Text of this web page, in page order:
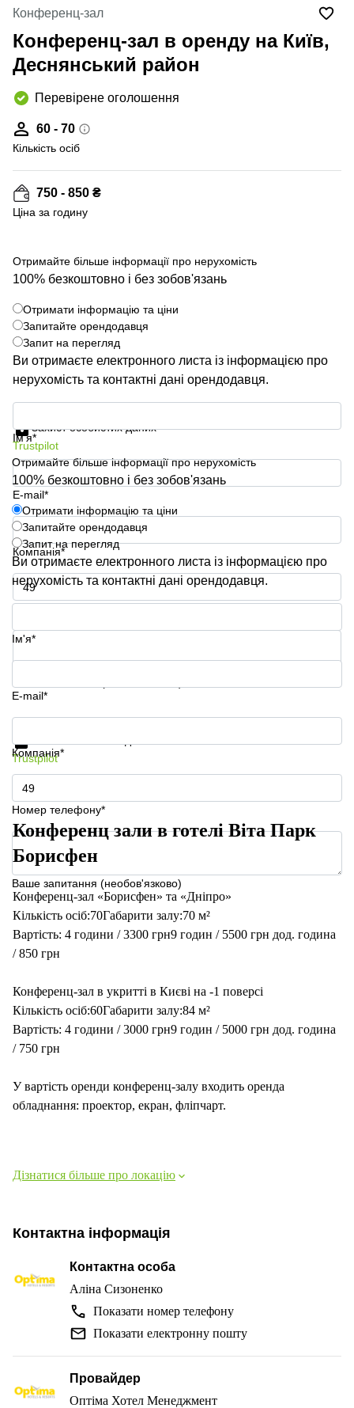
Конференц-зал
Конференц-зал в оренду на Київ,
Деснянський район
Перевірене оголошення
60 - 70
Кількість осіб
750 - 850 ₴
Ціна за годину
Отримайте більше інформації про нерухомість
100% безкоштовно і без зобов'язань
Отримати інформацію та ціни
Запитайте орендодавця
Запит на перегляд
Ви отримаєте електронного листа із інформацією про
нерухомість та контактні дані орендодавця.
Ім'я*
E-mail*
Компанія*
Номер телефону*
Захист особистих даних
Trustpilot
Отримайте більше інформації про нерухомість
100% безкоштовно і без зобов'язань
Отримати інформацію та ціни
Запитайте орендодавця
Запит на перегляд
Ви отримаєте електронного листа із інформацією про
нерухомість та контактні дані орендодавця.
Ім'я*
E-mail*
Компанія*
Номер телефону*
Ваше запитання (необов'язково)
Отримати інформацію та ціни
Trustpilot
Конференц зали в готелі Віта Парк
Борисфен
Конференц-зал «Борисфен» та «Дніпро»
Кількість осіб:70Габарити залу:70 м²
Вартість: 4 години / 3300 грн9 годин / 5500 грн дод. година
/ 850 грн
Конференц-зал в укритті в Києві на -1 поверсі
Кількість осіб:60Габарити залу:84 м²
Вартість: 4 години / 3000 грн9 годин / 5000 грн дод. година
/ 750 грн
У вартість оренди конференц-залу входить оренда
обладнання: проектор, екран, фліпчарт.
Дізнатися більше про локацію
Контактна інформація
Контактна особа
Аліна Сизоненко
Показати номер телефону
Показати електронну пошту
Провайдер
Оптіма Хотел Менеджмент